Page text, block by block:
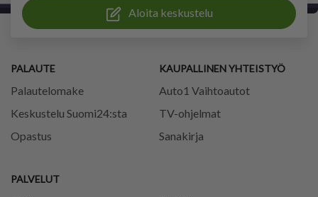
Aloita keskustelu
PALAUTE
Palautelomake
Keskustelu Suomi24:sta
Opastus
PALVELUT
KAUPALLINEN YHTEISTYÖ
Auto1 Vaihtoautot
TV-ohjelmat
Sanakirja